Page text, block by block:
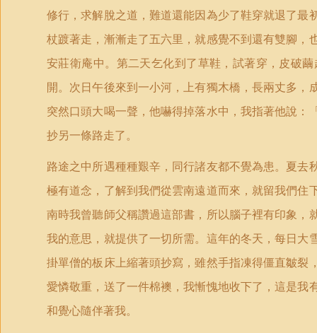
修行，求解脫之道，難道還能因為少了鞋穿就退了
杖踱著走，漸漸走了五六里，就感覺不到還有雙腳
安莊衛庵中。第二天乞化到了草鞋，試著穿，皮破
開。次日午後來到一小河，上有獨木橋，長兩丈多
突然口頭大喝一聲，他嚇得掉落水中，我指著他說
抄另一條路走了。
路途之中所遇種種艱辛，同行諸友都不覺為患。夏
極有道念，了解到我們從雲南遠道而來，就留我們
南時我曾聽師父稱讚過這部書，所以腦子裡有印象
我的意思，就提供了一切所需。這年的冬天，每日
掛單僧的板床上縮著頭抄寫，雖然手指凍得僵直皺
愛憐敬重，送了一件棉襖，我慚愧地收下了，這是
和覺心隨伴著我。